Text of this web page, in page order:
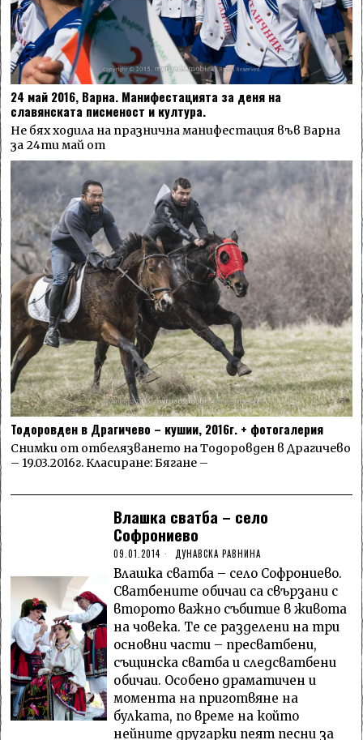
24 май 2016, Варна. Манифестацията за деня на
славянската писменост и култура.
Не бях ходила на празнична манифестация във Варна
за 24ти май от
Тодоровден в Драгичево – кушии, 2016г. + фотогалерия
Снимки от отбелязването на Тодоровден в Драгичево
– 19.03.2016г. Класиране: Бягане –
Влашка сватба – село
Софрониево
09.01.2014 ДУНАВСКА РАВНИНА
Влашка сватба – село Софрониево.
Сватбените обичаи са свързани с
второто важно събитие в живота
на човека. Те се разделени на три
основни части – пресватбени,
същинска сватба и следсватбени
обичаи. Особено драматичен и
момента на приготвяне на
булката, по време на който
нейните другарки пеят песни за